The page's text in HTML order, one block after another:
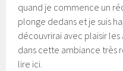
quand je commence un
plonge dedans et je suis
découvrirai avec plaisir
dans cette ambiance très
lire ici.